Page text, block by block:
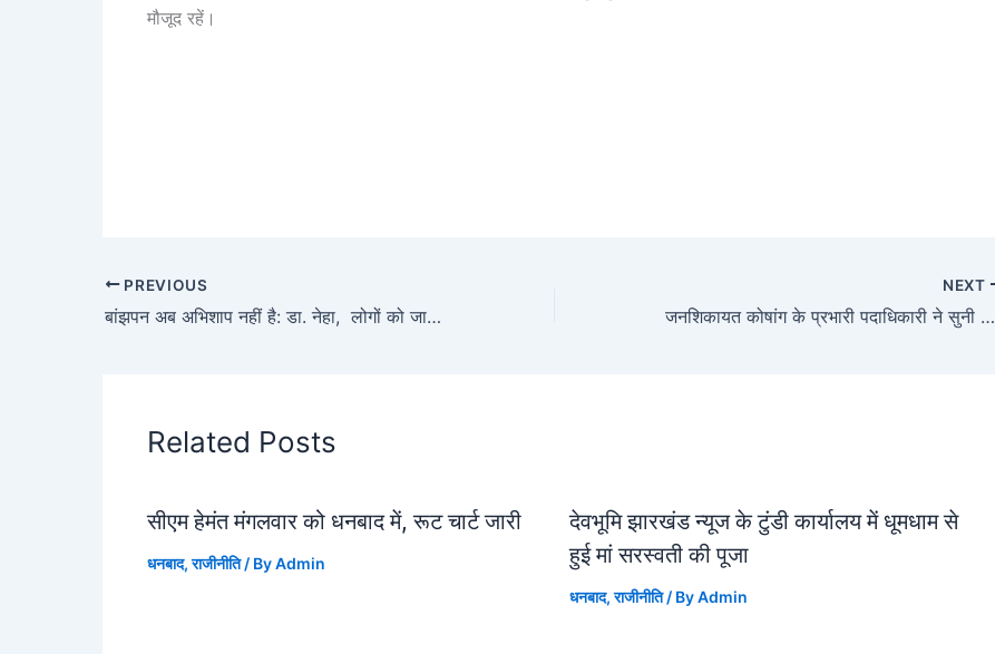
मौजूद रहें।
PREVIOUS
बांझपन अब अभिशाप नहीं है: डा. नेहा, लोगों को जागरूक करना उद्देश्य है: डा. विश्वनाथ, सुनी गोद में किलकारी भरना उद्देश्य: डा. शिवानी
NEXT
जनशिकायत कोषांग के प्रभारी पदाधिकारी ने सुनी आमजनों की शिकायत
Related Posts
सीएम हेमंत मंगलवार को धनबाद में, रूट चार्ट जारी
धनबाद,राजीनीति/ ByAdmin
देवभूमि झारखंड न्यूज के टुंडी कार्यालय में धूमधाम से
हुई मां सरस्वती की पूजा
धनबाद,राजीनीति/ ByAdmin